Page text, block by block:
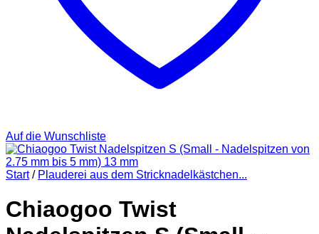
Auf die Wunschliste
Start / Plauderei aus dem Stricknadelkästchen...
Chiaogoo Twist